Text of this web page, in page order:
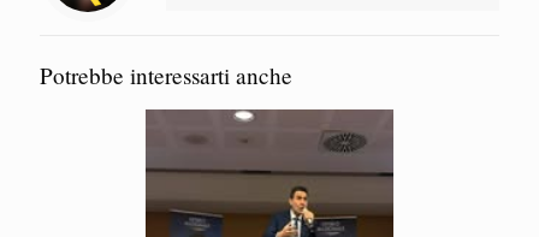
Potrebbe interessarti anche